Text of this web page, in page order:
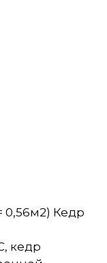
0,56м2) Кедр
кедр